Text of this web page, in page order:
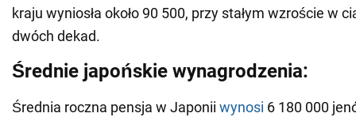
kraju wyniosła około 90 500, przy stałym wzroście w
dwóch dekad.
Średnie japońskie wynagrodzenia:
Średnia roczna pensja w Japonii wynosi 6 180 000